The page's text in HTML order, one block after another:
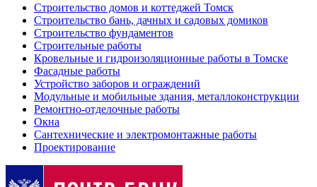
Строительство домов и коттеджей Томск
Строительство бань, дачных и садовых домиков
Строительство фундаментов
Строительные работы
Кровельные и гидроизоляционные работы в Томске
Фасадные работы
Устройство заборов и ограждений
Модульные и мобильные здания, металлоконструкции
Ремонтно-отделочные работы
Окна
Сантехнические и электромонтажные работы
Проектирование